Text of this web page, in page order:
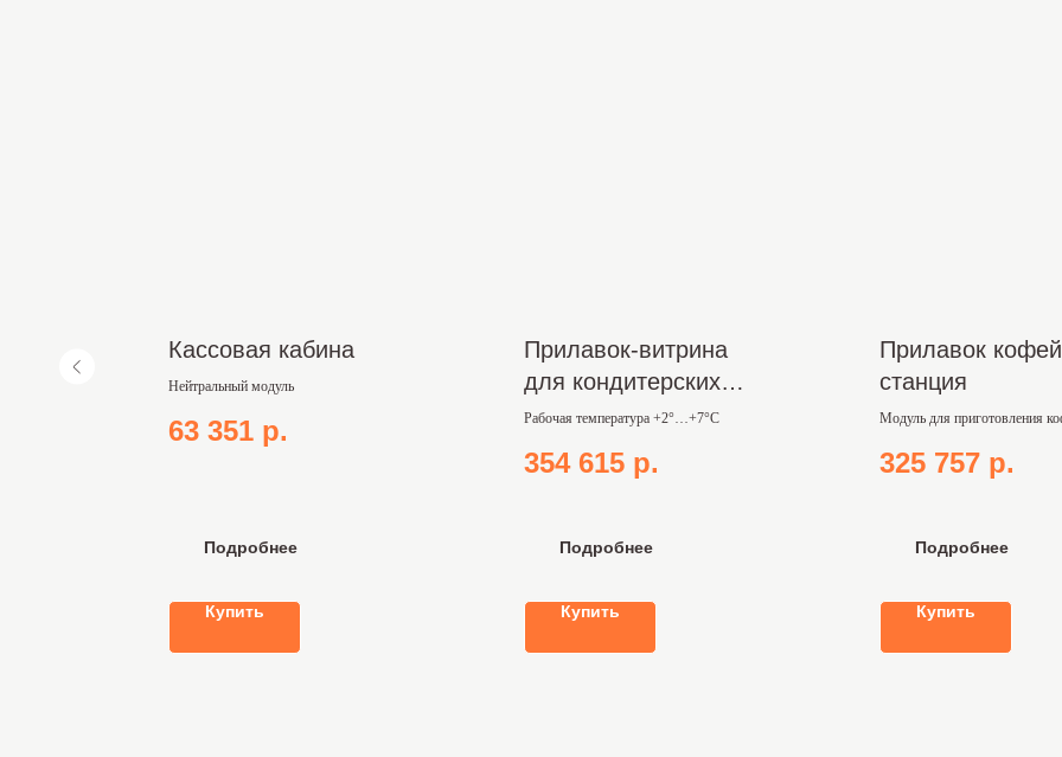
Кассовая кабина
Нейтральный модуль
63 351 р.
Подробнее
Купить
Прилавок-витрина
для кондитерских
изделий
Рабочая температура +2°…+7°С
354 615 р.
Подробнее
Купить
Прилавок
станция
Модуль для приготовления
325 757 р.
Подробнее
Купить